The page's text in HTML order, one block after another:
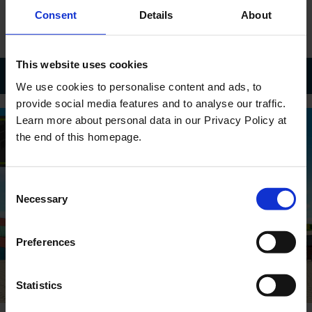
Consent Details About
This website uses cookies
We use cookies to personalise content and ads, to
provide social media features and to analyse our traffic.
Learn more about personal data in our Privacy Policy at
the end of this homepage.
Selection
Necessary
Preferences
Statistics
Nexus, Samsung Galaxy S3 iPad®
Samsung
Galaxy Tab 3 7.0
FEATURES